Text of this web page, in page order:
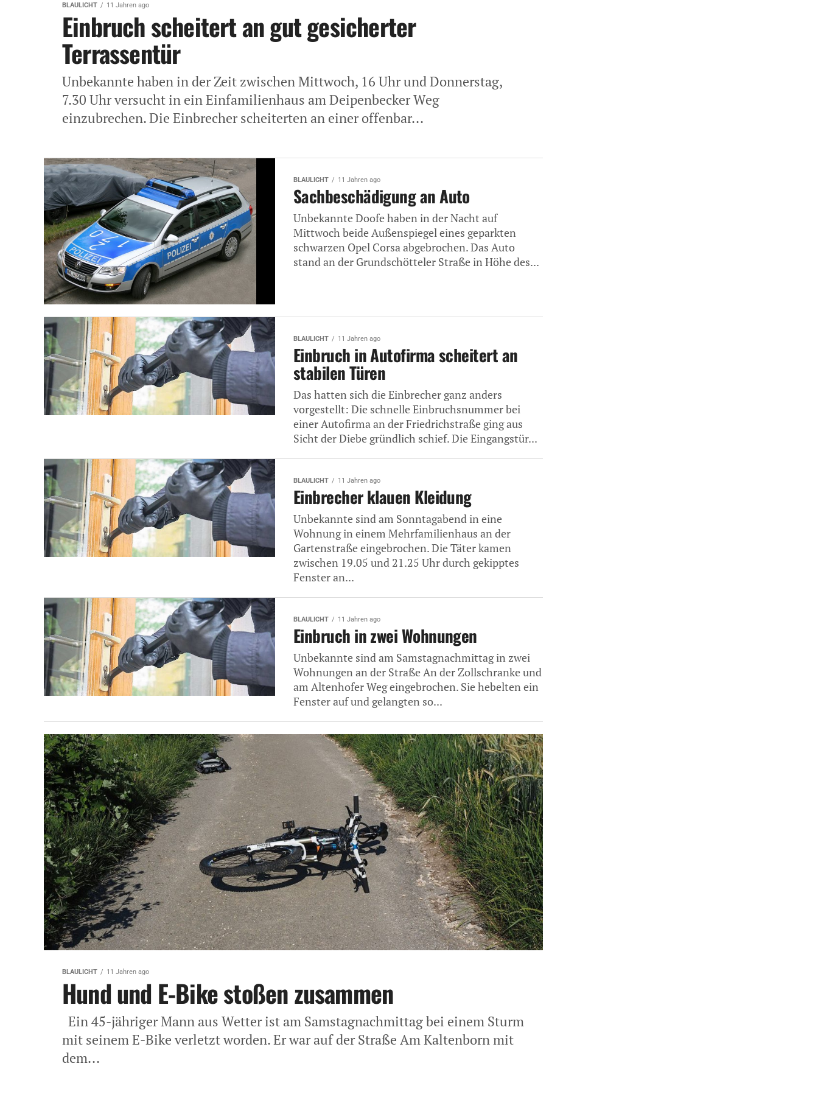
BLAULICHT 11 Jahren ago
Einbruch scheitert an gut gesicherter
Terrassentür
Unbekannte haben in der Zeit zwischen Mittwoch, 16 Uhr und Donnerstag,
7.30 Uhr versucht in ein Einfamilienhaus am Deipenbecker Weg
einzubrechen. Die Einbrecher scheiterten an einer offenbar...
BLAULICHT 11 Jahren ago
Sachbeschädigung an Auto
Unbekannte Doofe haben in der Nacht auf
Mittwoch beide Außenspiegel eines geparkten
schwarzen Opel Corsa abgebrochen. Das Auto
stand an der Grundschötteler Straße in Höhe des...
BLAULICHT 11 Jahren ago
Einbruch in Autofirma scheitert an
stabilen Türen
Das hatten sich die Einbrecher ganz anders
vorgestellt: Die schnelle Einbruchsnummer bei
einer Autofirma an der Friedrichstraße ging aus
Sicht der Diebe gründlich schief. Die Eingangstür...
BLAULICHT 11 Jahren ago
Einbrecher klauen Kleidung
Unbekannte sind am Sonntagabend in eine
Wohnung in einem Mehrfamilienhaus an der
Gartenstraße eingebrochen. Die Täter kamen
zwischen 19.05 und 21.25 Uhr durch gekipptes
Fenster an...
BLAULICHT 11 Jahren ago
Einbruch in zwei Wohnungen
Unbekannte sind am Samstagnachmittag in zwei
Wohnungen an der Straße An der Zollschranke und
am Altenhofer Weg eingebrochen. Sie hebelten ein
Fenster auf und gelangten so...
BLAULICHT 11 Jahren ago
Hund und E-Bike stoßen zusammen
Ein 45-jähriger Mann aus Wetter ist am Samstagnachmittag bei einem Sturm
mit seinem E-Bike verletzt worden. Er war auf der Straße Am Kaltenborn mit
dem...